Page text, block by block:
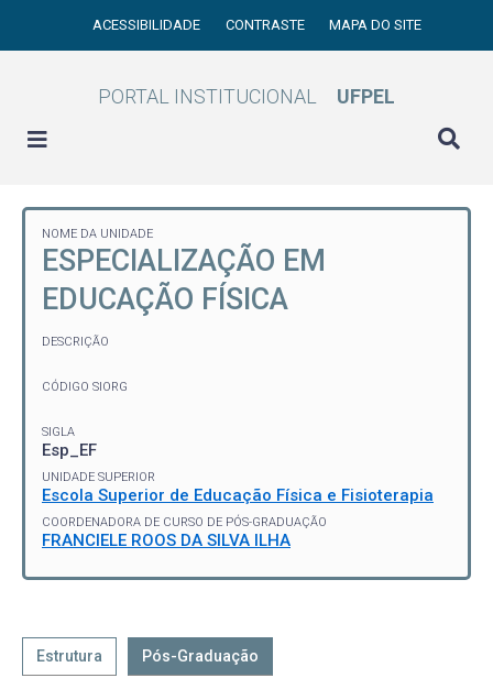
ACESSIBILIDADE CONTRASTE MAPA DO SITE
PORTAL INSTITUCIONAL UFPEL
NOME DA UNIDADE
ESPECIALIZAÇÃO EM
EDUCAÇÃO FÍSICA
DESCRIÇÃO
CÓDIGO SIORG
SIGLA
Esp_EF
UNIDADE SUPERIOR
Escola Superior de Educação Física e Fisioterapia
COORDENADORA DE CURSO DE PÓS-GRADUAÇÃO
FRANCIELE ROOS DA SILVA ILHA
Estrutura Pós-Graduação